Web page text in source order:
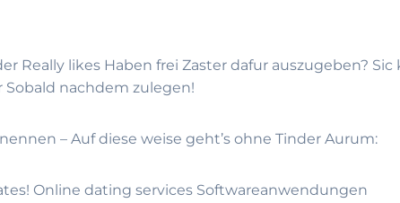
Really likes Haben frei Zaster dafur auszugeben?
nachdem zulegen!
– Auf diese weise geht’s ohne Tinder Aurum:
Online dating services Softwareanwendungen